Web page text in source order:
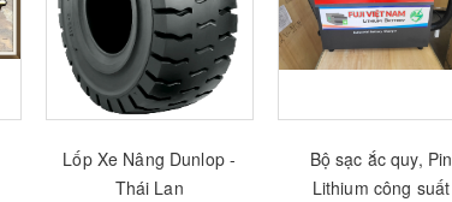
Lốp Xe Nâng Dunlop -
Thái Lan
Bộ sạc ắc quy, Pin
Lithium công suất